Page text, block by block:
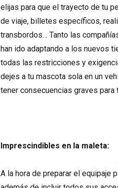
elijas para que el trayecto de tu
de viaje, billetes específicos,
transbordos… Tanto las
han ido adaptando a los nuevos
todas las restricciones y
dejes a tu mascota sola en un
tener consecuencias graves para
Imprescindibles en la maleta:
A la hora de preparar el equipaje